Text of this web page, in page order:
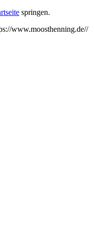
springen.
www.moosthenning.de//